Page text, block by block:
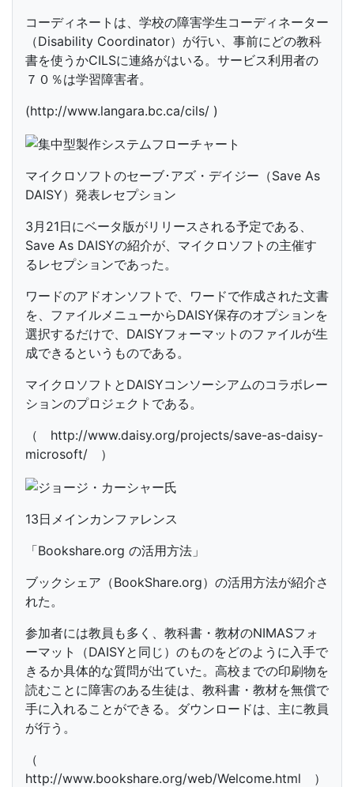
コーディネートは、学校の障害学生コーディネーター
（Disability Coordinator）が行い、事前にどの教科
書を使うかCILSに連絡がはいる。サービス利用者の
７０％は学習障害者。
(http://www.langara.bc.ca/cils/ )
マイクロソフトのセーブ･アズ・デイジー（Save As
DAISY）発表レセプション
3月21日にベータ版がリリースされる予定である、
Save As DAISYの紹介が、マイクロソフトの主催す
るレセプションであった。
ワードのアドオンソフトで、ワードで作成された文書
を、ファイルメニューからDAISY保存のオプションを
選択するだけで、DAISYフォーマットのファイルが生
成できるというものである。
マイクロソフトとDAISYコンソーシアムのコラボレー
ションのプロジェクトである。
（ http://www.daisy.org/projects/save-as-daisy-
microsoft/ ）
13日メインカンファレンス
「Bookshare.org の活用方法」
ブックシェア（BookShare.org）の活用方法が紹介さ
れた。
参加者には教員も多く、教科書・教材のNIMASフォ
ーマット（DAISYと同じ）のものをどのように入手で
きるか具体的な質問が出ていた。高校までの印刷物を
読むことに障害のある生徒は、教科書・教材を無償で
手に入れることができる。ダウンロードは、主に教員
が行う。
（
http://www.bookshare.org/web/Welcome.html ）